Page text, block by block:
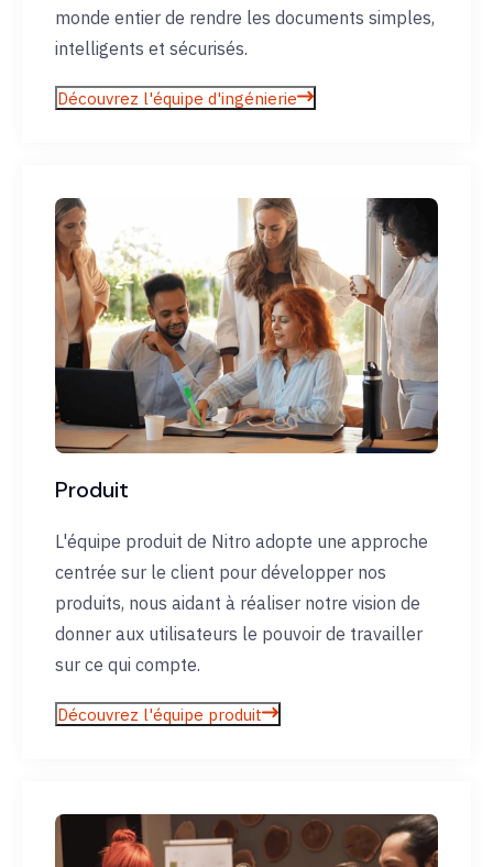
monde entier de rendre les documents simples,
intelligents et sécurisés.
Découvrez l'équipe d'ingénierie
Produit
L'équipe produit de Nitro adopte une approche
centrée sur le client pour développer nos
produits, nous aidant à réaliser notre vision de
donner aux utilisateurs le pouvoir de travailler
sur ce qui compte.
Découvrez l'équipe produit